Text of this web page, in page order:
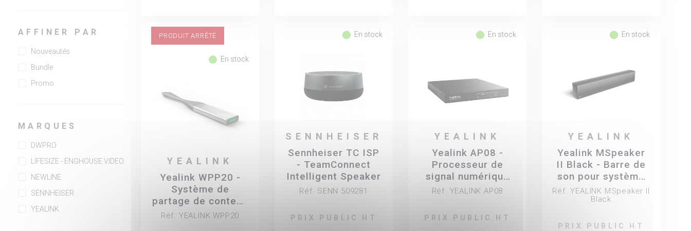
AFFINER PAR
Nouveautés
Bundle
Promo
MARQUES
DWPRO
LIFESIZE - ENGHOUSE VIDEO
NEWLINE
SENNHEISER
YEALINK
PRODUIT ARRÊTÉ
fiber_manual_record En stock
YEALINK
Yealink WPP20 -
Système de
partage de contenu
sans fil pour
Réf. YEALINK WPP20
fiber_manual_record En stock
SENNHEISER
Sennheiser TC ISP
- TeamConnect
Intelligent Speaker
Réf. SENN 509281
PRIX PUBLIC HT
fiber_manual_record En stock
YEALINK
Yealink AP08 -
Processeur de
signal numérique
Dante
Réf. YEALINK AP08
PRIX PUBLIC HT
fiber_manual_record En stock
YEALINK
Yealink MSpeaker
II Black - Barre de
son pour système
de visioconférence
- coloris noir
Réf. YEALINK MSpeaker II
Black
PRIX PUBLIC HT